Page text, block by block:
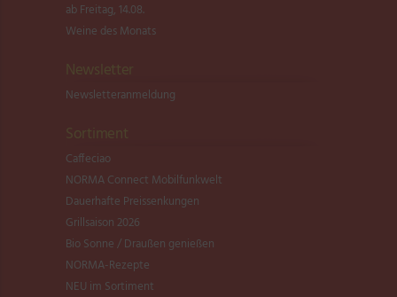
ab Freitag, 14.08.
Weine des Monats
Newsletter
Newsletter­anmeldung
Sortiment
Caffeciao
NORMA Connect Mobilfunkwelt
Dauerhafte Preissenkungen
Grillsaison 2026
Bio Sonne / Draußen genießen
NORMA-Rezepte
NEU im Sortiment